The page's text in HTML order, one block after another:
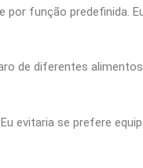
função predefinida.
de diferentes
evitaria se prefere